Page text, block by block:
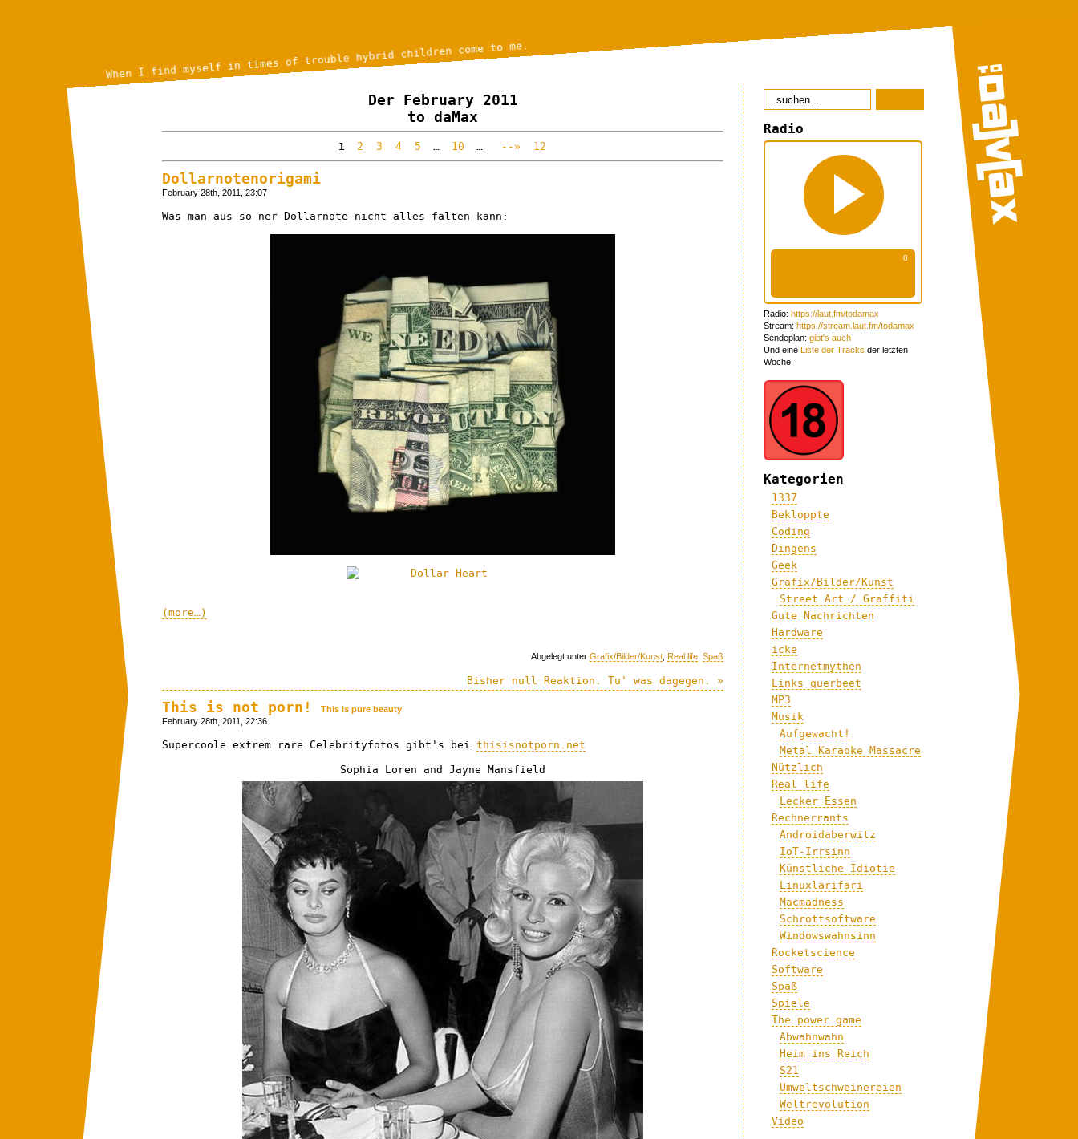
When I find myself in times of trouble hybrid children come to me.
Der February 2011
to daMax
1 2 3 4 5 10 --» 12
Dollarnotenorigami
February 28th, 2011, 23:07
Was man aus so ner Dollarnote nicht alles falten kann:
(more…)
Abgelegt unter Grafix/Bilder/Kunst Real life Spaß
Bisher null Reaktion. Tu' was dagegen. »
This is not porn!
This is pure beauty
February 28th, 2011, 22:36
Supercoole extrem rare Celebrityfotos gibt's bei thisisnotporn.net
Sophia Loren and Jayne Mansfield
Radio
Radio: https://laut.fm/todamax
Stream: https://stream.laut.fm/todamax
Sendeplan: gibt's auch
Und eine Liste der Tracks der letzten
Woche.
Kategorien
1337
Bekloppte
Coding
Dingens
Geek
Grafix/Bilder/Kunst
Street Art / Graffiti
Gute Nachrichten
Hardware
icke
Internetmythen
Links querbeet
MP3
Musik
Aufgewacht!
Metal Karaoke Massacre
Nützlich
Real life
Lecker Essen
Rechnerrants
Androidaberwitz
IoT-Irrsinn
Künstliche Idiotie
Linuxlarifari
Macmadness
Schrottsoftware
Windowswahnsinn
Rocketscience
Software
Spaß
Spiele
The power game
Abwahnwahn
Heim ins Reich
S21
Umweltschweinereien
Weltrevolution
Video